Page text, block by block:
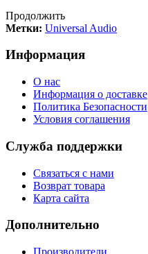
Продолжить
Метки: Universal Audio
Информация
О нас
Информация о доставке
Политика Безопасности
Условия соглашения
Служба поддержки
Связаться с нами
Возврат товара
Карта сайта
Дополнительно
Производители